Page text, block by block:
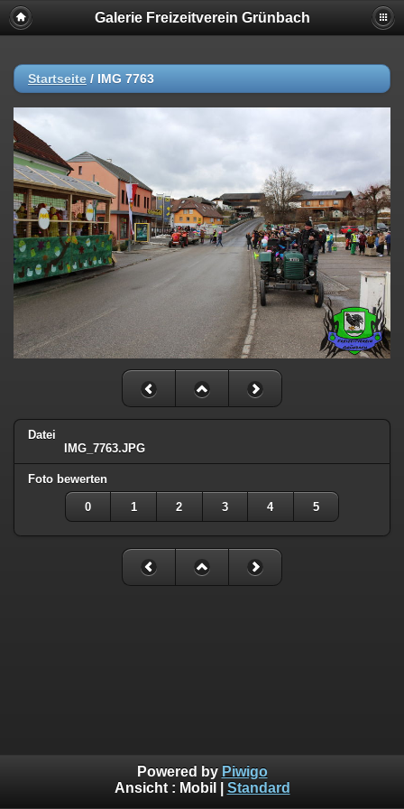
Galerie Freizeitverein Grünbach
Startseite / IMG 7763
Datei
IMG_7763.JPG
Foto bewerten
0 1 2 3 4 5
Powered by Piwigo
Ansicht : Mobil Standard